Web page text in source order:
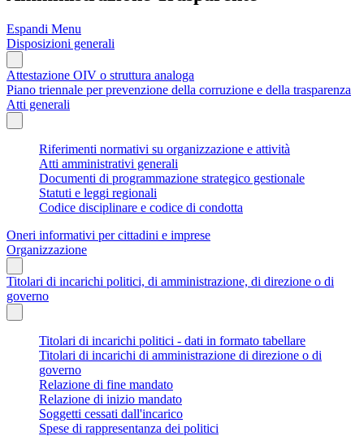
Espandi Menu
Disposizioni generali
Attestazione OIV o struttura analoga
Piano triennale per prevenzione della corruzione e della trasparenza
Atti generali
Riferimenti normativi su organizzazione e attività
Atti amministrativi generali
Documenti di programmazione strategico gestionale
Statuti e leggi regionali
Codice disciplinare e codice di condotta
Oneri informativi per cittadini e imprese
Organizzazione
Titolari di incarichi politici, di amministrazione, di direzione o di
governo
Titolari di incarichi politici - dati in formato tabellare
Titolari di incarichi di amministrazione di direzione o di
governo
Relazione di fine mandato
Relazione di inizio mandato
Soggetti cessati dall'incarico
Spese di rappresentanza dei politici